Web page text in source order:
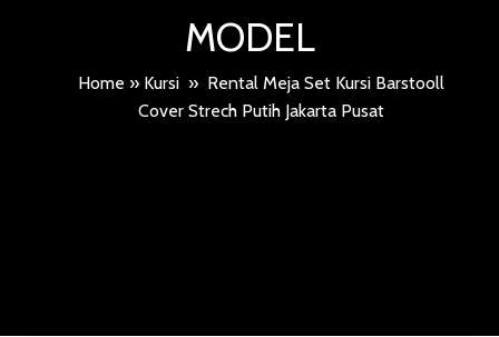
MODEL
Home » Kursi » Rental Meja Set Kursi Barstooll
Cover Strech Putih Jakarta Pusat